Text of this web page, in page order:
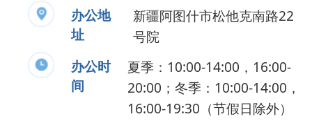
16:00-19:30（节假日除外）
联系电话
0908-4222770
负 责 人
王 敏
公开事项